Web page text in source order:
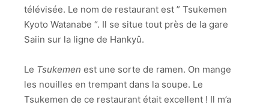
télévisée. Le nom de restaurant est ” Tsukemen
Kyoto Watanabe “. Il se situe tout près de la gare
Saiin sur la ligne de Hankyû.
Le Tsukemen est une sorte de ramen. On mange
les nouilles en trempant dans la soupe. Le
Tsukemen de ce restaurant était excellent ! Il m’a